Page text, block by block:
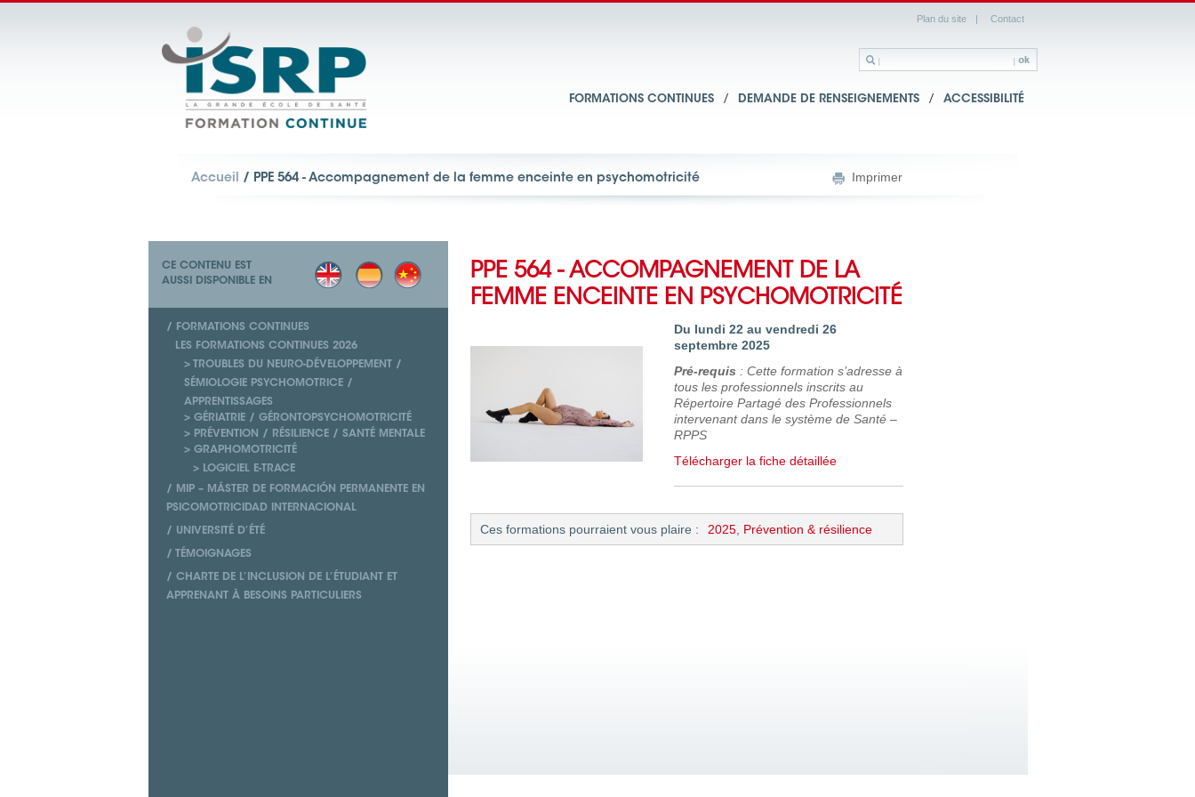
Plan du site | Contact
FORMATIONS CONTINUES / DEMANDE DE RENSEIGNEMENTS / ACCESSIBILITÉ
Accueil / PPE 564 - Accompagnement de la femme enceinte en psychomotricité Imprimer
CE CONTENU EST
AUSSI DISPONIBLE EN
/ FORMATIONS CONTINUES
LES FORMATIONS CONTINUES 2026
> TROUBLES DU NEURO-DÉVELOPPEMENT /
SÉMIOLOGIE PSYCHOMOTRICE /
APPRENTISSAGES
> GÉRIATRIE / GÉRONTOPSYCHOMOTRICITÉ
> PRÉVENTION / RÉSILIENCE / SANTÉ MENTALE
> GRAPHOMOTRICITÉ
> LOGICIEL E-TRACE
/ MIP – MÁSTER DE FORMACIÓN PERMANENTE EN
PSICOMOTRICIDAD INTERNACIONAL
/ UNIVERSITÉ D’ÉTÉ
/ TÉMOIGNAGES
/ CHARTE DE L’INCLUSION DE L’ÉTUDIANT ET
APPRENANT À BESOINS PARTICULIERS
PPE 564 - ACCOMPAGNEMENT DE LA
FEMME ENCEINTE EN PSYCHOMOTRICITÉ
Du lundi 22 au vendredi 26
septembre 2025
Pré-requis : Cette formation s’adresse à
tous les professionnels inscrits au
Répertoire Partagé des Professionnels
intervenant dans le système de Santé –
RPPS
Télécharger la fiche détaillée
Ces formations pourraient vous plaire : 2025, Prévention & résilience